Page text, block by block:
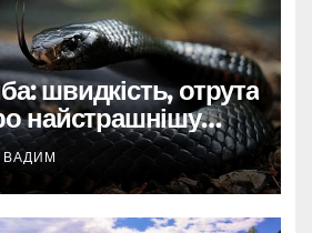
швидкість, отрута
найстрашнішу
ВАДИМ